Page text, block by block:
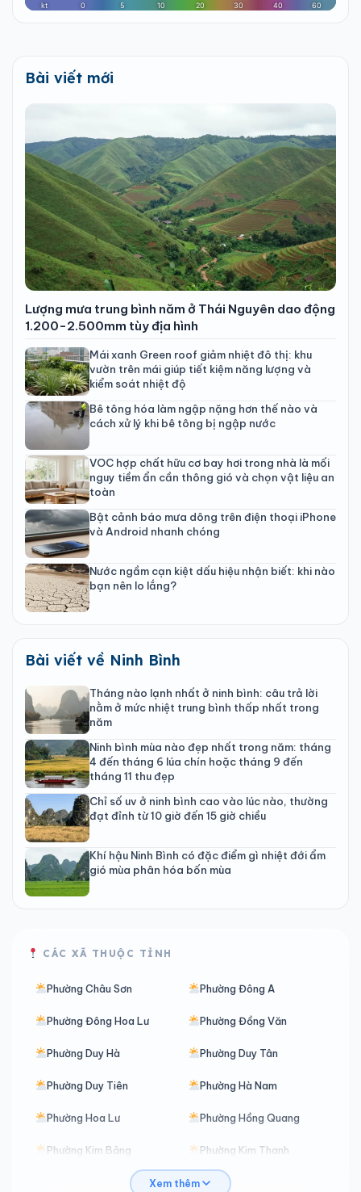
Bài viết mới
Lượng mưa trung bình năm ở Thái Nguyên dao động
1.200-2.500mm tùy địa hình
Mái xanh Green roof giảm nhiệt đô thị: khu
vườn trên mái giúp tiết kiệm năng lượng và
kiểm soát nhiệt độ
Bê tông hóa làm ngập nặng hơn thế nào và
cách xử lý khi bê tông bị ngập nước
VOC hợp chất hữu cơ bay hơi trong nhà là mối
nguy tiềm ẩn cần thông gió và chọn vật liệu an
toàn
Bật cảnh báo mưa dông trên điện thoại iPhone
và Android nhanh chóng
Nước ngầm cạn kiệt dấu hiệu nhận biết: khi nào
bạn nên lo lắng?
Bài viết về Ninh Bình
Tháng nào lạnh nhất ở ninh bình: câu trả lời
nằm ở mức nhiệt trung bình thấp nhất trong
năm
Ninh bình mùa nào đẹp nhất trong năm: tháng
4 đến tháng 6 lúa chín hoặc tháng 9 đến
tháng 11 thu đẹp
Chỉ số uv ở ninh bình cao vào lúc nào, thường
đạt đỉnh từ 10 giờ đến 15 giờ chiều
Khí hậu Ninh Bình có đặc điểm gì nhiệt đới ẩm
gió mùa phân hóa bốn mùa
CÁC XÃ THUỘC TỈNH
Phường Châu Sơn Phường Đông A
Phường Đông Hoa Lư Phường Đồng Văn
Phường Duy Hà Phường Duy Tân
Phường Duy Tiên Phường Hà Nam
Phường Hoa Lư Phường Hồng Quang
Phường Kim Bảng Phường Kim Thanh
Phường Liêm Tuyền
Xem thêm